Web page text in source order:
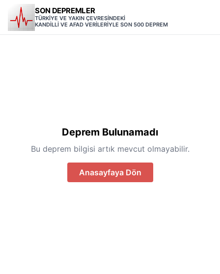
SON DEPREMLER
TÜRKİYE VE YAKIN ÇEVRESİNDEKİ
KANDİLLİ VE AFAD VERİLERİYLE SON 500 DEPREM
Deprem Bulunamadı
Bu deprem bilgisi artık mevcut olmayabilir.
Anasayfaya Dön